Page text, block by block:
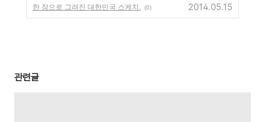
한 장으로 그려진 대한민국 스케치. (0) 2014.05.15
관련글